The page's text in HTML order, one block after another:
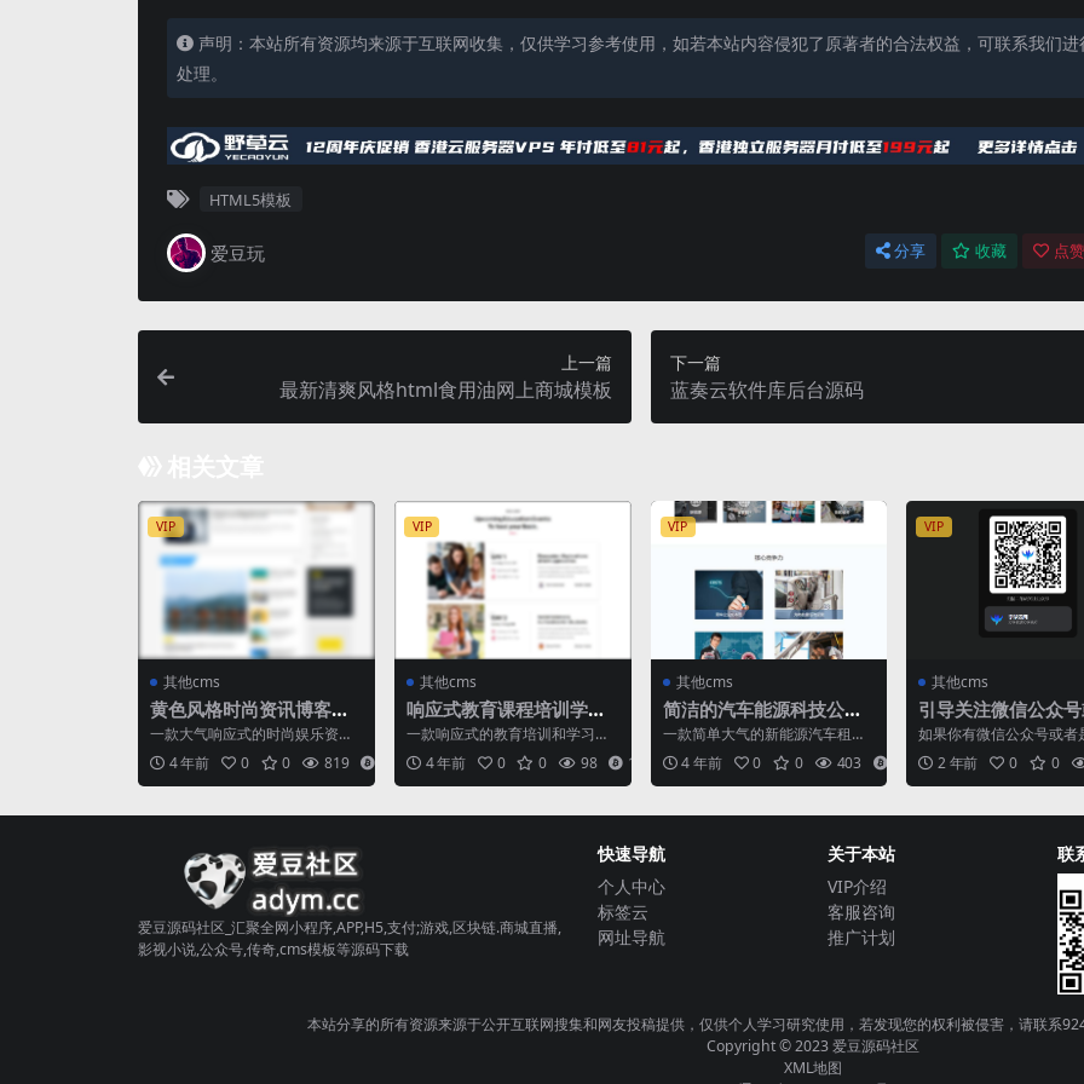
声明：本站所有资源均来源于互联网收集，仅供学习参考使用，如若本站内容侵犯了原著者的合法权益，可联系我们进
处理。
HTML5模板
爱豆玩 分享 收藏 点
上一篇
最新清爽风格html食用油网上商城模板
下一篇
蓝奏云软件库后台源码
VIP
其他cms
黄色风格时尚资讯博客网
站静态HTML模板
一款大气响应式的时尚娱乐资
讯，新闻杂志博客网站模板。此
模板非常适合任何博客/杂志...
4 年前 0 0 819
VIP
其他cms
响应式教育课程培训学习
类官网静态html模板
一款响应式的教育培训和学习管
理系统HTML5模板，包含25+个
页面和4个主页。培...
4 年前 0 0 98 12
VIP
其他cms
简洁的汽车能源科技公司
官网html模板
一款简单大气的新能源汽车租
赁，创新型科技公司，汽车能源
科技公司网站模板。包含：主...
4 年前 0 0 403
VIP
其他cms
引导关注微信公众号
程序网页源码
如果你有微信公众号或者
己的小程序的，又觉得单
图片不好的，可以下载这
2 年前 0 0
爱豆源码社区_汇聚全网小程序,APP,H5,支付;游戏,区块链.商城直播,
影视小说,公众号,传奇,cms模板等源码下载
快速导航
个人中心
标签云
网址导航
关于本站
VIP介绍
客服咨询
推广计划
联
本站分享的所有资源来源于公开互联网搜集和网友投稿提供，仅供个人学习研究使用，若发现您的权利被侵害，请联系
Copyright © 2023爱豆源码社区
XML地图